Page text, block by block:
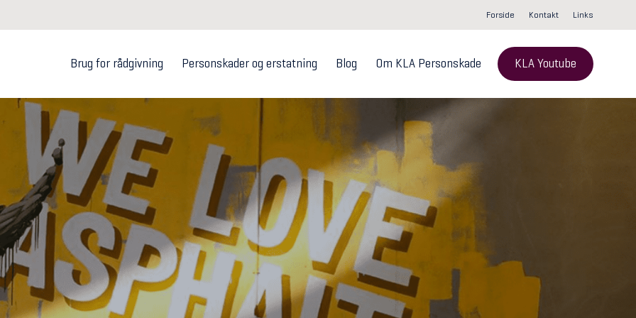
Forside Kontakt Links
Brug for rådgivning Personskader og erstatning Blog Om KLA Personskade KLA Youtube